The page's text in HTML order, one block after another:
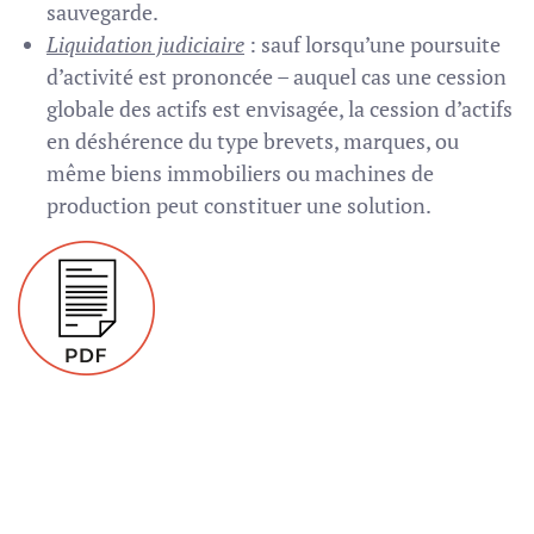
sauvegarde.
Liquidation judiciaire : sauf lorsqu’une poursuite
d’activité est prononcée – auquel cas une cession
globale des actifs est envisagée, la cession d’actifs
en déshérence du type brevets, marques, ou
même biens immobiliers ou machines de
production peut constituer une solution.